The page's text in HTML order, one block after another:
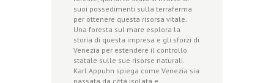
suoi possedimenti sulla terraferma
per ottenere questa risorsa vitale.
Una foresta sul mare esplora la
storia di questa impresa e gli sforzi di
Venezia per estendere il controllo
statale sulle sue risorse naturali.
Karl Appuhn spiega come Venezia sia
passata da città isolata e